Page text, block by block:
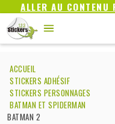
ALLER AU CONTENU
ACCUEIL
STICKERS ADHÉSIF
STICKERS PERSONNAGES
BATMAN ET SPIDERMAN
BATMAN 2